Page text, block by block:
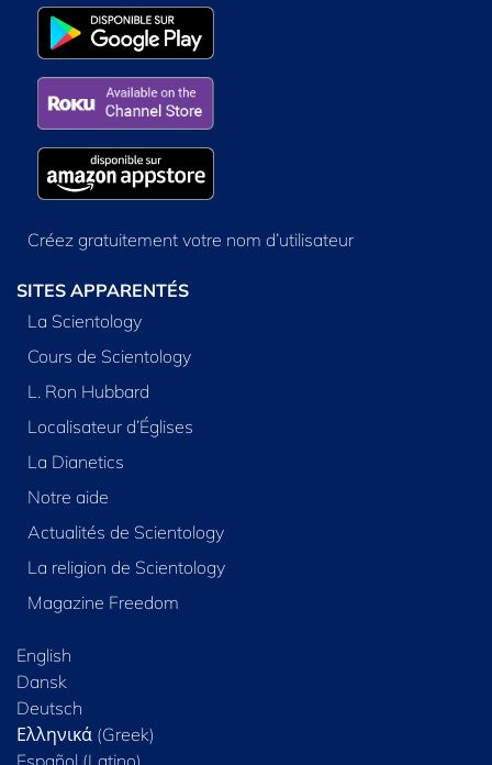
Créez gratuitement votre nom d’utilisateur
SITES APPARENTÉS
La Scientology
Cours de Scientology
L. Ron Hubbard
Localisateur d’Églises
La Dianetics
Notre aide
Actualités de Scientology
La religion de Scientology
Magazine Freedom
English
Dansk
Deutsch
Ελληνικά (Greek)